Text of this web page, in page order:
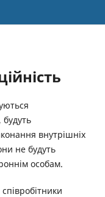
внутрішніх
не будуть
особам.